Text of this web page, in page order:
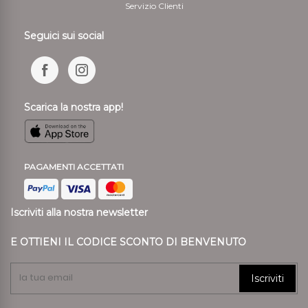
Servizio Clienti
Seguici sui social
Scarica la nostra app!
PAGAMENTI ACCETTATI
Iscriviti alla nostra newsletter
E OTTIENI IL CODICE SCONTO DI BENVENUTO
Iscriviti